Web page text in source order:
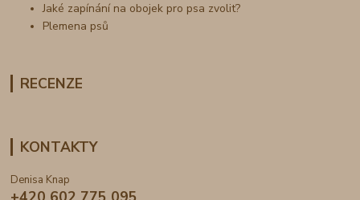
Jaké zapínání na obojek pro psa zvolit?
Plemena psů
RECENZE
KONTAKTY
Denisa Knap